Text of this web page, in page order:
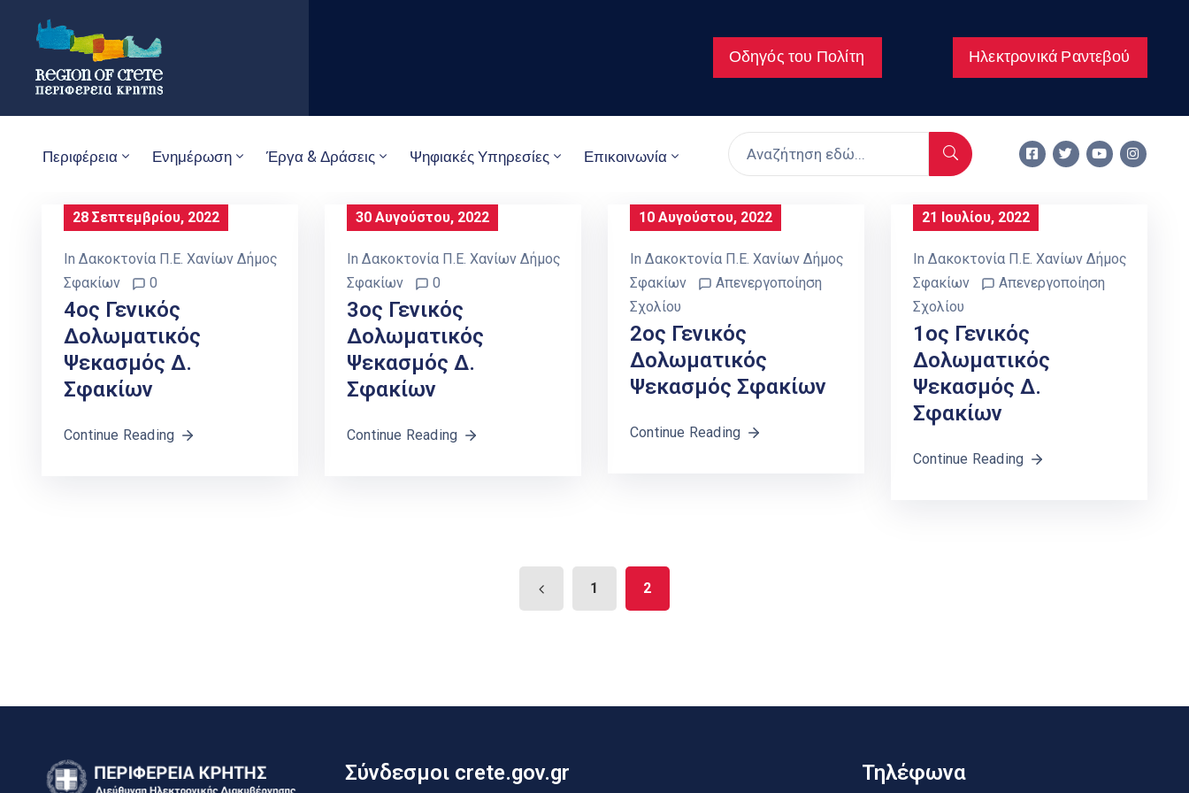
Οδηγός του Πολίτη Ηλεκτρονικά Ραντεβού
Περιφέρεια Ενημέρωση Έργα & Δράσεις Ψηφιακές Υπηρεσίες Επικοινωνία
28 Σεπτεμβρίου, 2022
In Δακοκτονία Π.Ε. Χανίων Δήμος
Σφακίων
0
4ος Γενικός
Δολωματικός
Ψεκασμός Δ.
Σφακίων
Continue Reading
30 Αυγούστου, 2022
In Δακοκτονία Π.Ε. Χανίων Δήμος
Σφακίων
0
3ος Γενικός
Δολωματικός
Ψεκασμός Δ.
Σφακίων
Continue Reading
10 Αυγούστου, 2022
In Δακοκτονία Π.Ε. Χανίων Δήμος
Σφακίων
Απενεργοποίηση
Σχολίου
2ος Γενικός
Δολωματικός
Ψεκασμός Σφακίων
Continue Reading
21 Ιουλίου, 2022
In Δακοκτονία Π.Ε. Χανίων Δήμος
Σφακίων
Απενεργοποίηση
Σχολίου
1ος Γενικός
Δολωματικός
Ψεκασμός Δ.
Σφακίων
Continue Reading
1 2
Σύνδεσμοι crete.gov.gr Τηλέφωνα